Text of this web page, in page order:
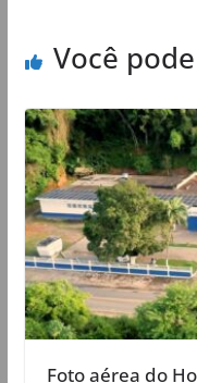
Você
Foto aérea do